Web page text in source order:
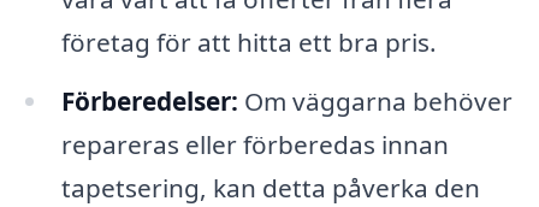
företag för att hitta ett bra pris.
Förberedelser: Om väggarna behöver
repareras eller förberedas innan
tapetsering, kan detta påverka den